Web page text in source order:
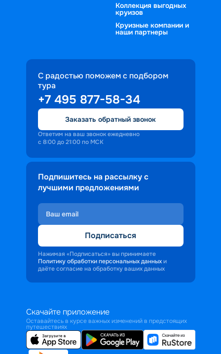
Коллекция выгодных
круизов
Круизные компании и
наши партнеры
С радостью поможем с подбором
тура
+7 495 877-58-34
Заказать обратный звонок
Ответим на ваш звонок ежедневно
с 8:00 до 21:00 по МСК
Подпишитесь на рассылку с
лучшими предложениями
Подписаться
Нажимая «Подписаться» вы принимаете
Политику обработки персональных данных и
даёте согласие на обработку ваших данных
Скачайте приложение
Оставайтесь в курсе важных изменений в предстоящих
путешествиях